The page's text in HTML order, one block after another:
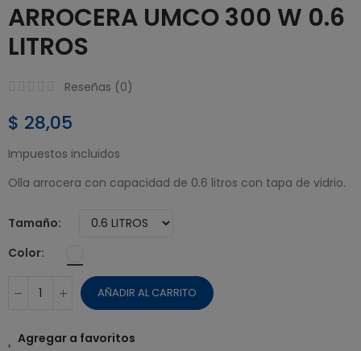
ARROCERA UMCO 300 W 0.6
LITROS
Reseñas (0)
$ 28,05
Impuestos incluidos
Olla arrocera con capacidad de 0.6 litros con tapa de vidrio.
Tamaño
Color
AÑADIR AL CARRITO
Agregar a favoritos